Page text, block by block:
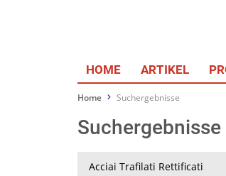
HOME ARTIKEL
Home Suchergebnisse